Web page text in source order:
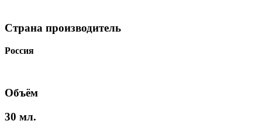
Страна производитель
Россия
Объём
30 мл.